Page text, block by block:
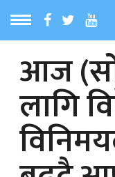
MENU
समाचार
आज
लागि